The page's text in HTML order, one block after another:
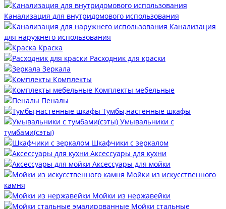
Канализация для внутридомового использования
Канализация
для наружнего использования
Краска
Расходник для краски
Зеркала
Комплекты
Комплекты мебельные
Пеналы
Тумбы,настенные шкафы
Умывальники с
тумбами(сэты)
Шкафчики с зеркалом
Аксессуары для кухни
Аксессуары для мойки
Мойки из искусственного
камня
Мойки из нержавейки
Мойки стальные